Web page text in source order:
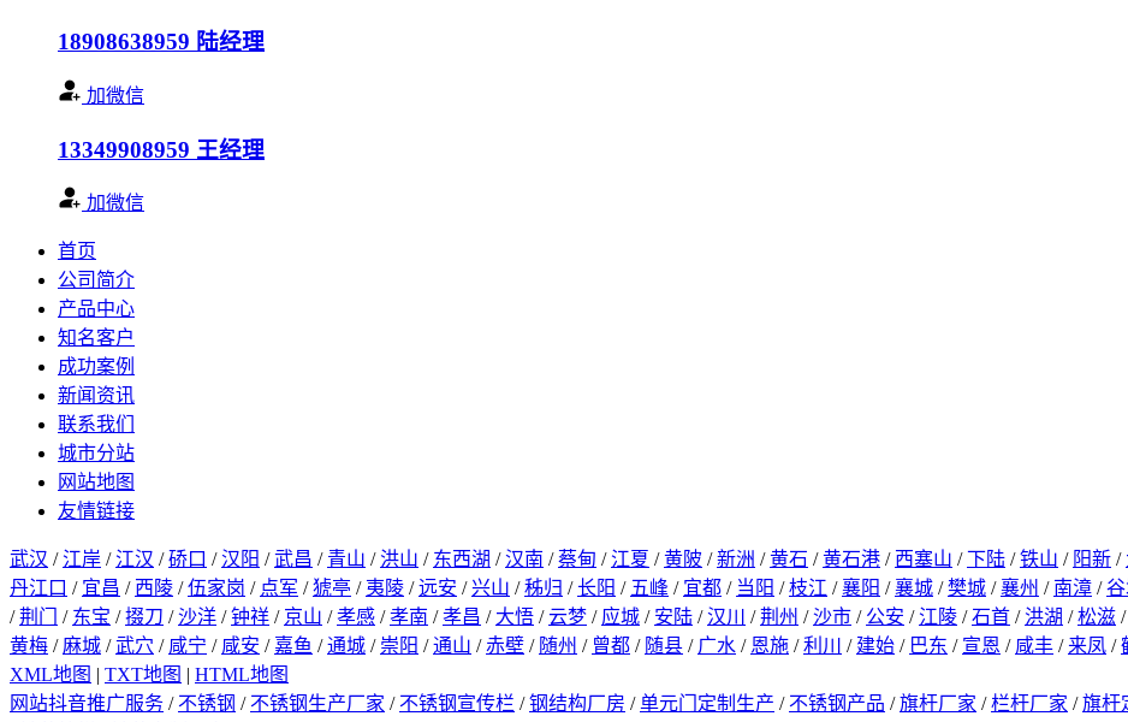
18908638959 陆经理
加微信
13349908959 王经理
加微信
首页
公司简介
产品中心
知名客户
成功案例
新闻资讯
联系我们
城市分站
网站地图
友情链接
武汉 / 江岸 / 江汉 /硚口 /汉阳 /武昌 / 青山 / 洪山 / 东西湖 /汉南 /蔡甸 / 江夏 /黄陂 /新洲 /黄石 /黄石港 / 西塞山 /下陆 /铁山 / 阳新 /
丹江口 / 宜昌 / 西陵 /伍家岗 / 点军 /猇亭 / 夷陵 /远安 /兴山 /秭归 /长阳 / 五峰 / 宜都 / 当阳 /枝江 /襄阳 /襄城 /樊城 /襄州 / 南漳 /
/荆门 / 东宝 /掇刀 /沙洋 /钟祥 / 京山 /孝感 /孝南 /孝昌 / 大悟 /云梦 / 应城 / 安陆 /汉川 /荆州 /沙市 / 公安 / 江陵 /石首 / 洪湖 /松滋 /
黄梅 /麻城 /武穴 / 咸宁 / 咸安 / 嘉鱼 /通城 / 崇阳 /通山 /赤壁 / 随州 / 曾都 / 随县 / 广水 / 恩施 /利川 / 建始 / 巴东 / 宣恩 / 咸丰 / 来凤 /
XML地图 | TXT地图 | HTML地图
网站抖音推广服务 / 不锈钢 / 不锈钢生产厂家 / 不锈钢宣传栏 /钢结构厂房 /单元门定制生产 / 不锈钢产品 /旗杆厂家 /栏杆厂家 /旗杆